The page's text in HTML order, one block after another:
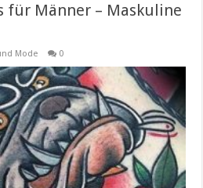
für Männer – Maskuline
Mode 0